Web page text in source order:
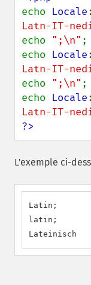
echo Locale
Latn-IT-
echo ";\n" ;
echo Locale
Latn-IT-
echo ";\n" ;
echo Locale
Latn-IT-
?>
L'exemple ci-
Latin;
latin;
Lateinisch